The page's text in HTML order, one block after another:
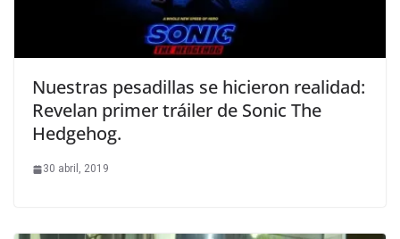
Nuestras pesadillas se hicieron realidad:
Revelan primer tráiler de Sonic The
Hedgehog.
30 abril, 2019